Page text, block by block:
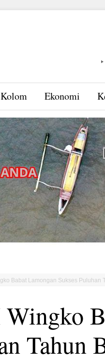
Kolom Ekonomi
Babat Lamongan Sukses Puluhan
Tahun